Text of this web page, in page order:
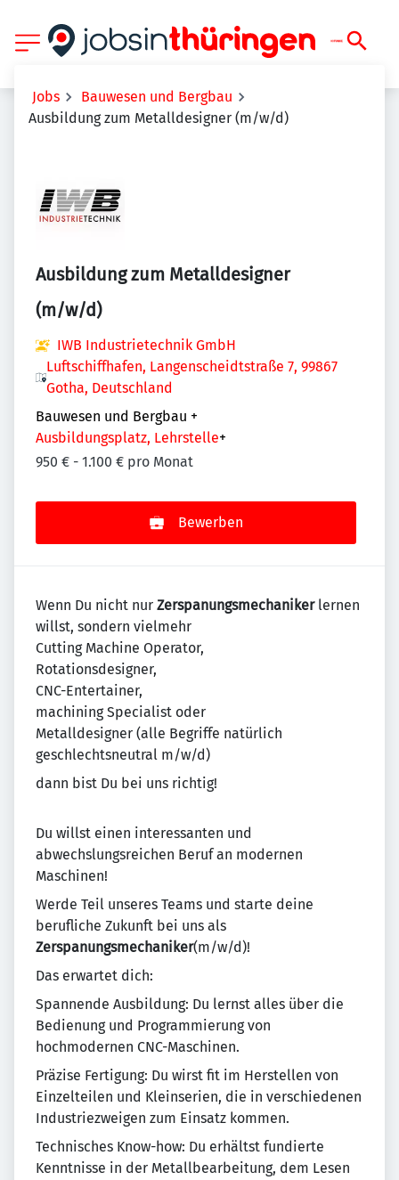
Jobs
Bauwesen und Bergbau
Ausbildung zum Metalldesigner (m/w/d)
Ausbildung zum Metalldesigner
(m/w/d)
IWB Industrietechnik GmbH
Luftschiffhafen, Langenscheidtstraße 7, 99867
Gotha, Deutschland
Bauwesen und Bergbau +
Ausbildungsplatz, Lehrstelle+
950 € - 1.100 € pro Monat
Bewerben
Wenn Du nicht nur Zerspanungsmechanikerlernen
willst, sondern vielmehr
Cutting Machine Operator,
Rotationsdesigner,
CNC-Entertainer,
machining Specialist oder
Metalldesigner (alle Begriffe natürlich
geschlechtsneutral m/w/d)
dann bist Du bei uns richtig!
Du willst einen interessanten und
abwechslungsreichen Beruf an modernen
Maschinen!
Werde Teil unseres Teams und starte deine
berufliche Zukunft bei uns als
Zerspanungsmechaniker(m/w/d)!
Das erwartet dich:
Spannende Ausbildung: Du lernst alles über die
Bedienung und Programmierung von
hochmodernen CNC-Maschinen.
Präzise Fertigung: Du wirst fit im Herstellen von
Einzelteilen und Kleinserien, die in verschiedenen
Industriezweigen zum Einsatz kommen.
Technisches Know-how: Du erhältst fundierte
Kenntnisse in der Metallbearbeitung, dem Lesen